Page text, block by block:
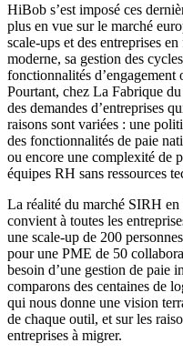
HiBob s’est imposé ces
plus en vue sur le marché
scale-ups et des entreprises
moderne, sa gestion des
fonctionnalités
Pourtant, chez La Fabrique
des demandes d’entreprises
raisons sont variées : une
des fonctionnalités de paie
ou encore une complexité de
équipes RH sans ressources
La réalité du marché SIRH en
convient à toutes les
une scale-up de 200
pour une PME de 50
besoin d’une gestion de paie
comparons des centaines de
qui nous donne une vision
de chaque outil, et sur les
entreprises à migrer.